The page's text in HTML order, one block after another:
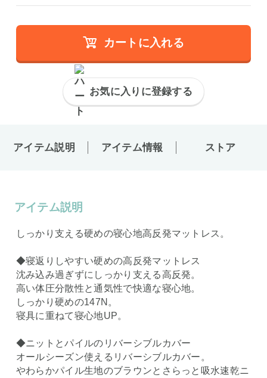
カートに入れる
お気に入りに登録する
アイテム説明 アイテム情報 ストア
アイテム説明
しっかり支える硬めの寝心地高反発マットレス。
◆寝返りしやすい硬めの高反発マットレス
沈み込み過ぎずにしっかり支える高反発。
高い体圧分散性と通気性で快適な寝心地。
しっかり硬めの147N。
寝具に重ねて寝心地UP。
◆ニットとパイルのリバーシブルカバー
オールシーズン使えるリバーシブルカバー。
やわらかパイル生地のブラウンとさらっと吸水速乾ニ